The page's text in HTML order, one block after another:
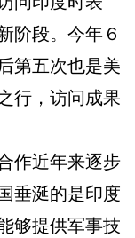
阶段。今年６
第五次也是美
行，访问成果
近年来逐步
垂涎的是印度
够提供军事技